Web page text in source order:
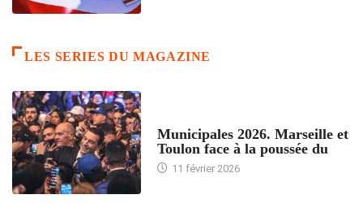
LES SERIES DU MAGAZINE
Municipales 2026. Marseille et
Toulon face à la poussée du
11 février 2026